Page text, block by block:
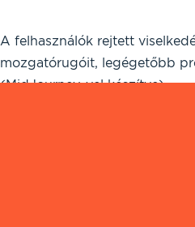
A felhasználók rejtett
mozgatórugóit, legégetőbb
(MidJourney-vel készítve)